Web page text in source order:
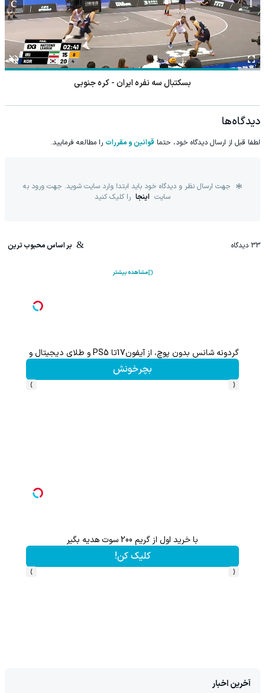
اسنوکر مارک سلبی - پانگ جونسو
دیدگاه‌ها
لطفا قبل از ارسال دیدگاه خود، حتما قوانین و مقررات را مطالعه فرمایید.
جهت ارسال نظر و دیدگاه خود باید ابتدا وارد سایت شوید. جهت ورود به
سایت اینجا را کلیک کنید
33 دیدگاه بر اساس محبوب ترین
مشاهده بیشتر
گردونه شانس بدون پوچ، از آیفون17تا PS5 و طلای دیجیتال و دلار🔥
بچرخونش
‹
›
با خرید اول از گریم 200 سوت هدیه بگیر
کلیک کن!
‹
›
آخرین اخبار